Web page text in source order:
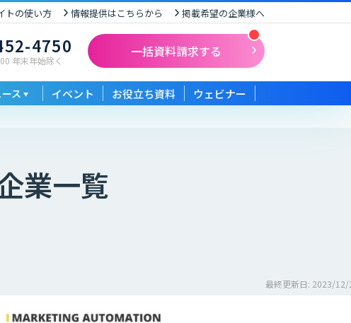
トの使い方 情報提供はこちらから 掲載希望の企業様へ
4750
年末年始除く
一括資料請求する
ス イベント お役立ち資料 ウェビナー
業一覧
最終更新日: 2023/12/